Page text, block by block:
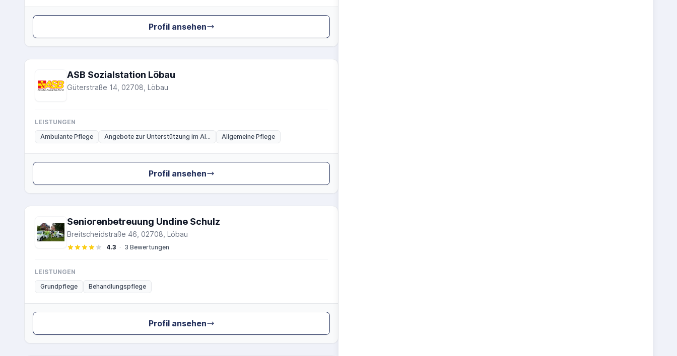
Profil ansehen
ASB Sozialstation Löbau
Güterstraße 14, 02708, Löbau
LEISTUNGEN
Ambulante Pflege
Angebote zur Unterstützung im Al... Allgemeine Pflege
Profil ansehen
Seniorenbetreuung Undine Schulz
Breitscheidstraße 46, 02708, Löbau
4.3 · 3 Bewertungen
LEISTUNGEN
Grundpflege
Behandlungspflege
Profil ansehen